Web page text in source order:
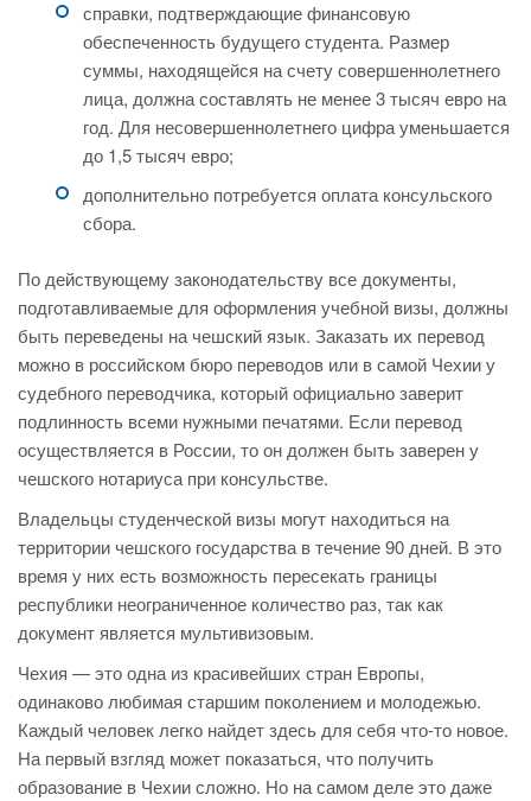
справки, подтверждающие финансовую
обеспеченность будущего студента. Размер
суммы, находящейся на счету совершеннолетнего
лица, должна составлять не менее 3 тысяч евро на
год. Для несовершеннолетнего цифра уменьшается
до 1,5 тысяч евро;
дополнительно потребуется оплата консульского
сбора.
По действующему законодательству все документы,
подготавливаемые для оформления учебной визы, должны
быть переведены на чешский язык. Заказать их перевод
можно в российском бюро переводов или в самой Чехии у
судебного переводчика, который официально заверит
подлинность всеми нужными печатями. Если перевод
осуществляется в России, то он должен быть заверен у
чешского нотариуса при консульстве.
Владельцы студенческой визы могут находиться на
территории чешского государства в течение 90 дней. В это
время у них есть возможность пересекать границы
республики неограниченное количество раз, так как
документ является мультивизовым.
Чехия — это одна из красивейших стран Европы,
одинаково любимая старшим поколением и молодежью.
Каждый человек легко найдет здесь для себя что-то новое.
На первый взгляд может показаться, что получить
образование в Чехии сложно. Но на самом деле это даже